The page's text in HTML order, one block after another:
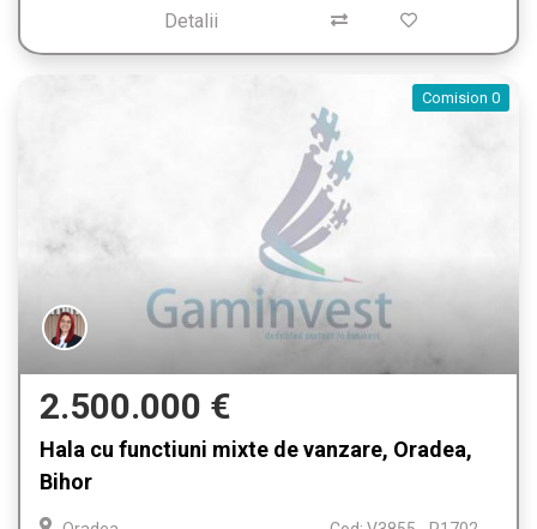
Detalii
Comision 0
2.500.000 €
Hala cu functiuni mixte de vanzare, Oradea,
Bihor